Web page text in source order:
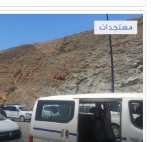
مستجدات